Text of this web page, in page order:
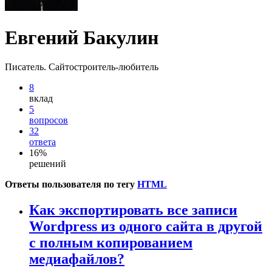
Евгений Бакулин
Писатель. Сайтостроитель-любитель
8
вклад
5
вопросов
32
ответа
16%
решений
Ответы пользователя по тегу HTML
Как экспортировать все записи
Wordpress из одного сайта в другой
с полным копированием
медиафайлов?